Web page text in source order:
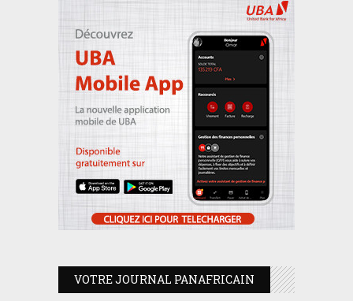
VOTRE JOURNAL PANAFRICAIN